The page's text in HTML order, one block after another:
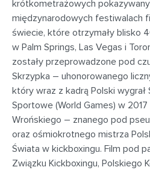
krótkometrażowych
międzynarodowych festiwalach
świecie, które otrzymały blisko
w Palm Springs, Las Vegas i
zostały przeprowadzone pod
Skrzypka – uhonorowanego
który wraz z kadrą Polski
Sportowe (World Games) w
Wrońskiego – znanego pod
oraz ośmiokrotnego mistrza
Świata w kickboxingu. Film pod
Związku Kickboxingu, Polskiego